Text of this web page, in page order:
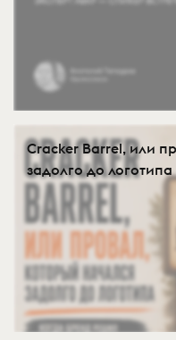
Cracker Barrel, или
задолго до логотипа